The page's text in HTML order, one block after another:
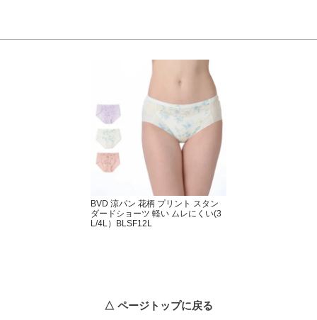
BVD 涼パン 花柄 プリント スタン
ダードショーツ 軽い ムレにくい(3
L/4L）BLSF12L
△ ページトップに戻る